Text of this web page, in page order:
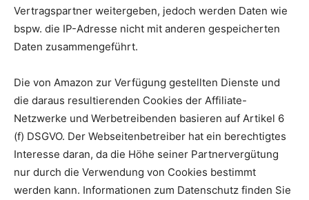
Vertragspartner weitergeben, jedoch werden Daten wie
bspw. die IP-Adresse nicht mit anderen gespeicherten
Daten zusammengeführt.
Die von Amazon zur Verfügung gestellten Dienste und
die daraus resultierenden Cookies der Affiliate-
Netzwerke und Werbetreibenden basieren auf Artikel 6
(f) DSGVO. Der Webseitenbetreiber hat ein berechtigtes
Interesse daran, da die Höhe seiner Partnervergütung
nur durch die Verwendung von Cookies bestimmt
werden kann. Informationen zum Datenschutz finden Sie